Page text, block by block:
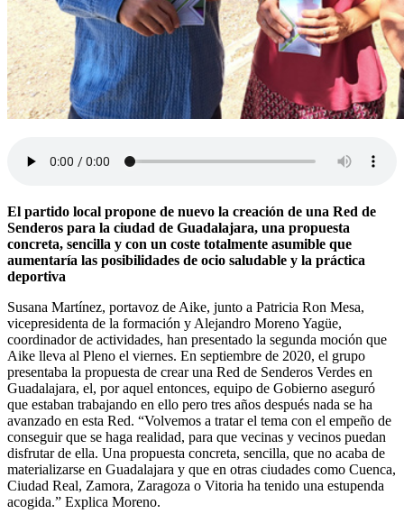
El partido local propone de nuevo la creación de una Red de
Senderos para la ciudad de Guadalajara, una propuesta
concreta, sencilla y con un coste totalmente asumible que
aumentaría las posibilidades de ocio saludable y la práctica
deportiva
Susana Martínez, portavoz de Aike, junto a Patricia Ron Mesa,
vicepresidenta de la formación y Alejandro Moreno Yagüe,
coordinador de actividades, han presentado la segunda moción que
Aike lleva al Pleno el viernes. En septiembre de 2020, el grupo
presentaba la propuesta de crear una Red de Senderos Verdes en
Guadalajara, el, por aquel entonces, equipo de Gobierno aseguró
que estaban trabajando en ello pero tres años después nada se ha
avanzado en esta Red. “Volvemos a tratar el tema con el empeño de
conseguir que se haga realidad, para que vecinas y vecinos puedan
disfrutar de ella. Una propuesta concreta, sencilla, que no acaba de
materializarse en Guadalajara y que en otras ciudades como Cuenca,
Ciudad Real, Zamora, Zaragoza o Vitoria ha tenido una estupenda
acogida.” Explica Moreno.